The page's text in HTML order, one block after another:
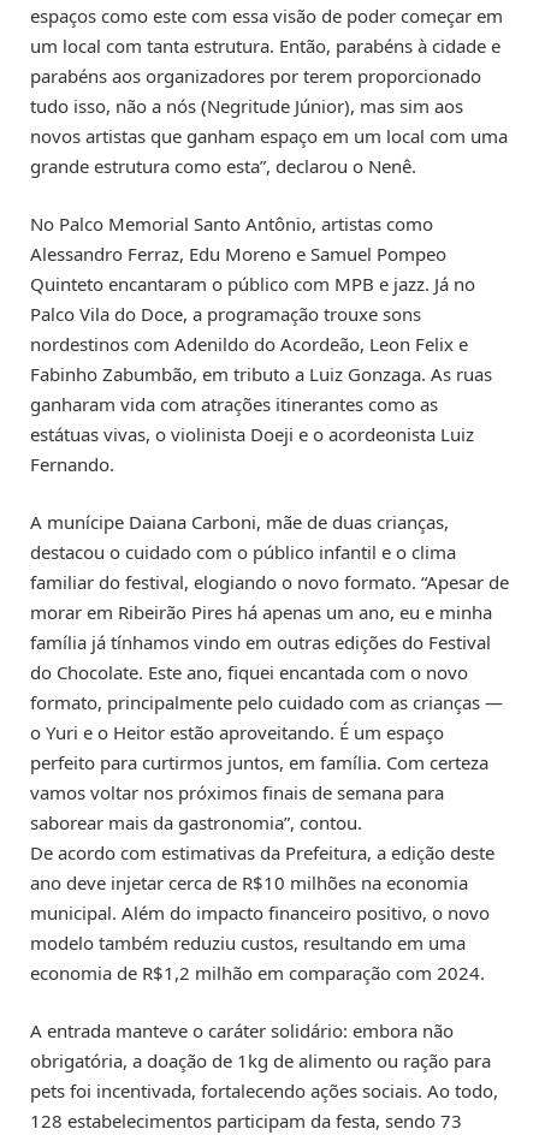
espaços como este com essa visão de poder começar em
um local com tanta estrutura. Então, parabéns à cidade e
parabéns aos organizadores por terem proporcionado
tudo isso, não a nós (Negritude Júnior), mas sim aos
novos artistas que ganham espaço em um local com uma
grande estrutura como esta”, declarou o Nenê.
No Palco Memorial Santo Antônio, artistas como
Alessandro Ferraz, Edu Moreno e Samuel Pompeo
Quinteto encantaram o público com MPB e jazz. Já no
Palco Vila do Doce, a programação trouxe sons
nordestinos com Adenildo do Acordeão, Leon Felix e
Fabinho Zabumbão, em tributo a Luiz Gonzaga. As ruas
ganharam vida com atrações itinerantes como as
estátuas vivas, o violinista Doeji e o acordeonista Luiz
Fernando.
A munícipe Daiana Carboni, mãe de duas crianças,
destacou o cuidado com o público infantil e o clima
familiar do festival, elogiando o novo formato. “Apesar de
morar em Ribeirão Pires há apenas um ano, eu e minha
família já tínhamos vindo em outras edições do Festival
do Chocolate. Este ano, fiquei encantada com o novo
formato, principalmente pelo cuidado com as crianças —
o Yuri e o Heitor estão aproveitando. É um espaço
perfeito para curtirmos juntos, em família. Com certeza
vamos voltar nos próximos finais de semana para
saborear mais da gastronomia”, contou.
De acordo com estimativas da Prefeitura, a edição deste
ano deve injetar cerca de R$10 milhões na economia
municipal. Além do impacto financeiro positivo, o novo
modelo também reduziu custos, resultando em uma
economia de R$1,2 milhão em comparação com 2024.
A entrada manteve o caráter solidário: embora não
obrigatória, a doação de 1kg de alimento ou ração para
pets foi incentivada, fortalecendo ações sociais. Ao todo,
128 estabelecimentos participam da festa, sendo 73